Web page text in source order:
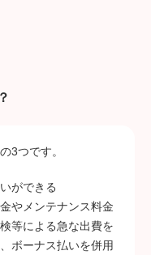
3つです。
ができる
やメンテナンス料金
等による急な出費を
ボーナス払いを併用